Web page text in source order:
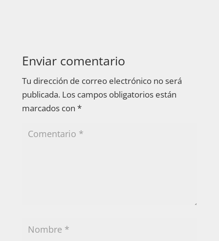
Enviar comentario
Tu dirección de correo electrónico no será
publicada. Los campos obligatorios están
marcados con *